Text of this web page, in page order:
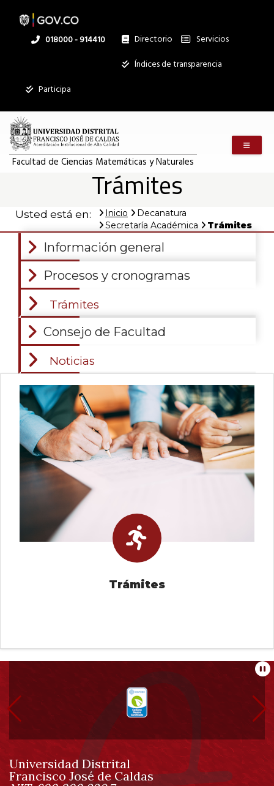
contenido
Linea
018000 - 914410 Directorio
Institucional
Servicios
Índices de transparencia
Participa
Facultad de Ciencias Matemáticas y Naturales
Trámites
Usted está en: Inicio
Decanatura
Secretaría Académica
Trámites
Información general
Procesos y cronogramas
Trámites
Consejo de Facultad
Noticias
Trámites
Información
pie
de
página
Información
Universidad Distrital
Francisco José de Caldas